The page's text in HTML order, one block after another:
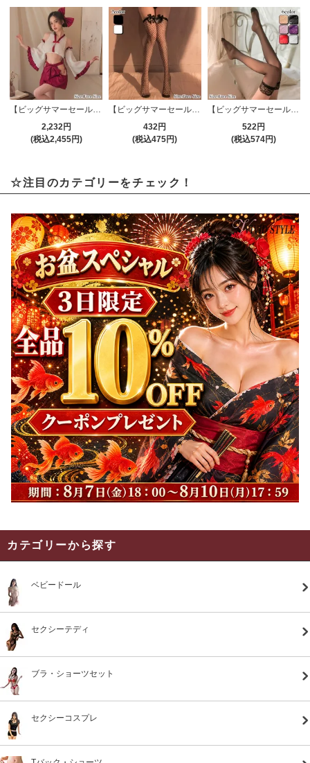
【ビッグサマーセール対象品】セクシーコスプレ(SEXYCOSPLAY) 3350
2,232円
(税込2,455円)
【ビッグサマーセール対象品】ストッキング(STOCKING) 882
432円
(税込475円)
【ビッグサマーセール対象品】ストッキング(STOCKING) 636
522円
(税込574円)
☆注目のカテゴリーをチェック！
カテゴリーから探す
ベビードール
セクシーテディ
ブラ・ショーツセット
セクシーコスプレ